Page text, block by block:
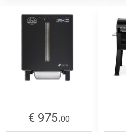
€ 975.00